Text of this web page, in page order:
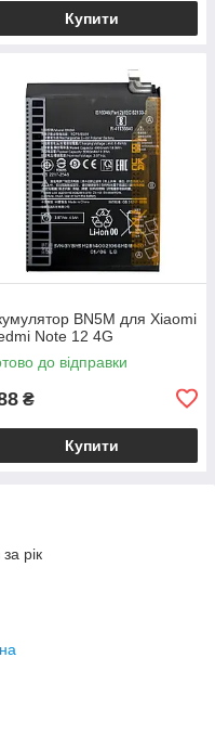
Купити
BN5M для Xiaomi
Note 12 4G
до відправки
₴
Купити
рік